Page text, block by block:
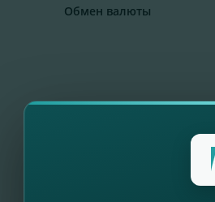
Обмен валюты